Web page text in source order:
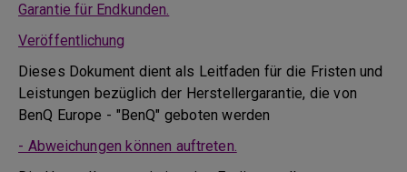
Garantie für Endkunden.
Veröffentlichung
Dieses Dokument dient als Leitfaden für die Fristen und
Leistungen bezüglich der Herstellergarantie, die von
BenQ Europe - "BenQ" geboten werden
- Abweichungen können auftreten.